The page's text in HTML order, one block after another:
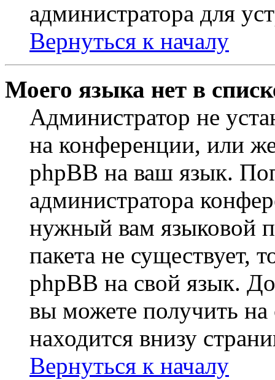
администратора для
Вернуться к началу
Моего языка нет в
Администратор не
на конференции, или
phpBB на ваш язык.
администратора
нужный вам языковой
пакета не существует,
phpBB на свой язык.
вы можете получить на
находится внизу
Вернуться к началу